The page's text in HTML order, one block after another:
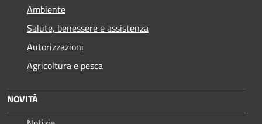
Ambiente
Salute, benessere e assistenza
Autorizzazioni
Agricoltura e pesca
NOVITÀ